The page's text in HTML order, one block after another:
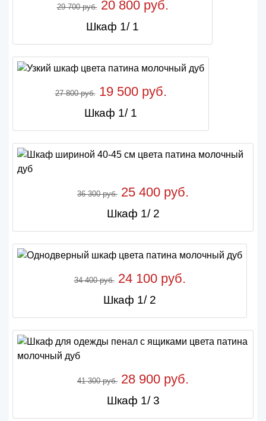
29 700 руб.20 800 руб.
Шкаф 1/ 1
27 800 руб.19 500 руб.
Шкаф 1/ 1
36 300 руб. 25 400 руб.
Шкаф 1/ 2
34 400 руб.24 100 руб.
Шкаф 1/ 2
41 300 руб. 28 900 руб.
Шкаф 1/ 3